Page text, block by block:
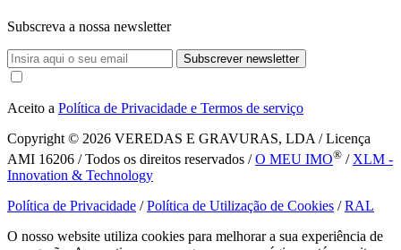
Subscreva a nossa newsletter
Subscrever newsletter
Aceito a Política de Privacidade e Termos de serviço
Copyright © 2026 VEREDAS E GRAVURAS, LDA / Licença
AMI 16206 / Todos os direitos reservados /O MEU IMO® / XLM -
Innovation & Technology
Política de Privacidade /Política de Utilização de Cookies /RAL
O nosso website utiliza cookies para melhorar a sua experiência de